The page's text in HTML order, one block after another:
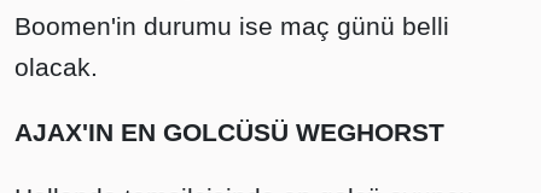
Boomen'in durumu ise maç günü belli
olacak.
AJAX'IN EN GOLCÜSÜ WEGHORST